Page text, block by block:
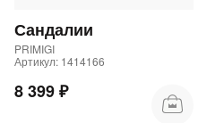
Сандалии
PRIMIGI
Артикул: 1414166
8 399 ₽